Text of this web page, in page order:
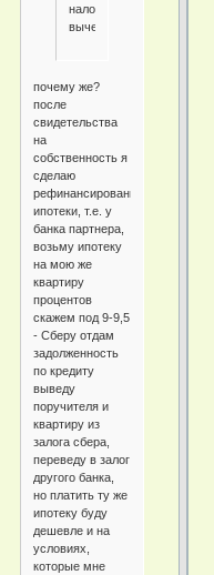
налогового
вычета.
почему же?
после
свидетельства
на
собственность я
сделаю
рефинансирование
ипотеки, т.е. у
банка партнера,
возьму ипотеку
на мою же
квартиру
процентов
скажем под 9-9,5
- Сберу отдам
задолженность
по кредиту
выведу
поручителя и
квартиру из
залога сбера,
переведу в залог
другого банка,
но платить ту же
ипотеку буду
дешевле и на
условиях,
которые мне